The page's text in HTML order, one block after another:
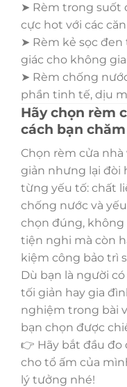
➤ Rèm trong suốt
cực hot với các
➤ Rèm kẻ sọc
giác cho không
➤ Rèm chống
phần tinh tế, dịu
Hãy chọn rèm
cách bạn
Chọn rèm cửa
giản nhưng lại đòi
từng yếu tố: chất
chống nước và
chọn đúng,
tiện nghi mà còn
kiệm công bảo trì
Dù bạn là người
tối giản hay gia
nghiệm trong bài
bạn chọn được
👉 Hãy bắt đầu đo
cho tổ ấm của
lý tưởng nhé!